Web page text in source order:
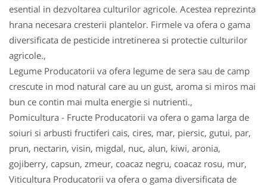
esential in dezvoltarea culturilor agricole. Acestea reprezinta
hrana necesara cresterii plantelor. Firmele va ofera o gama
diversificata de pesticide intretinerea si protectie culturilor
agricole.,
Legume Producatorii va ofera legume de sera sau de camp
crescute in mod natural care au un gust, aroma si miros mai
bun ce contin mai multa energie si nutrienti.,
Pomicultura - Fructe Producatorii va ofera o gama larga de
soiuri si arbusti fructiferi cais, cires, mar, piersic, gutui, par,
prun, nectarin, visin, migdal, nuc, alun, kiwi, aronia,
gojiberry, capsun, zmeur, coacaz negru, coacaz rosu, mur,
Viticultura Producatorii va ofera o gama diversificata de